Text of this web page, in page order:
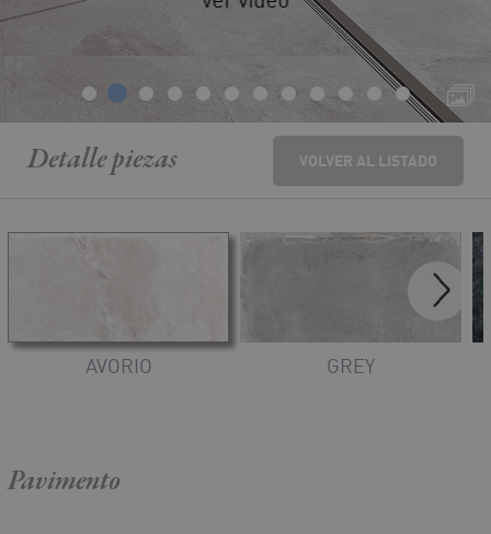
Detallepiezas VOLVER AL LISTADO
AVORIO GREY
Pavimento